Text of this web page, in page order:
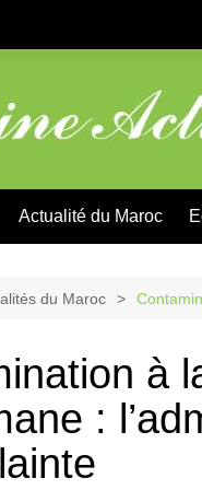
Actualité du Maroc
du Maroc
à
: